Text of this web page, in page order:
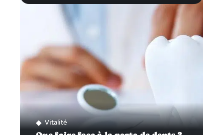
Vitalité